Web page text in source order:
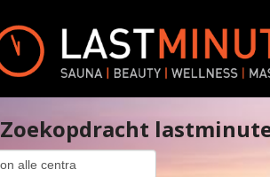
Zoekopdracht